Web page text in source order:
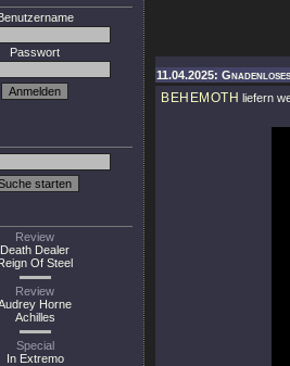
Passwort
Review
Death Dealer
Of Steel
Review
Horne
Achilles
Special
In Extremo
11.04.2025:
BEHEMOTH liefern